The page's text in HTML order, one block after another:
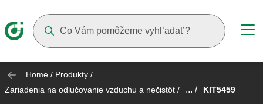
Home / Produkty /
Zariadenia na odlučovanie vzduchu a nečistôt / ... / KIT5459